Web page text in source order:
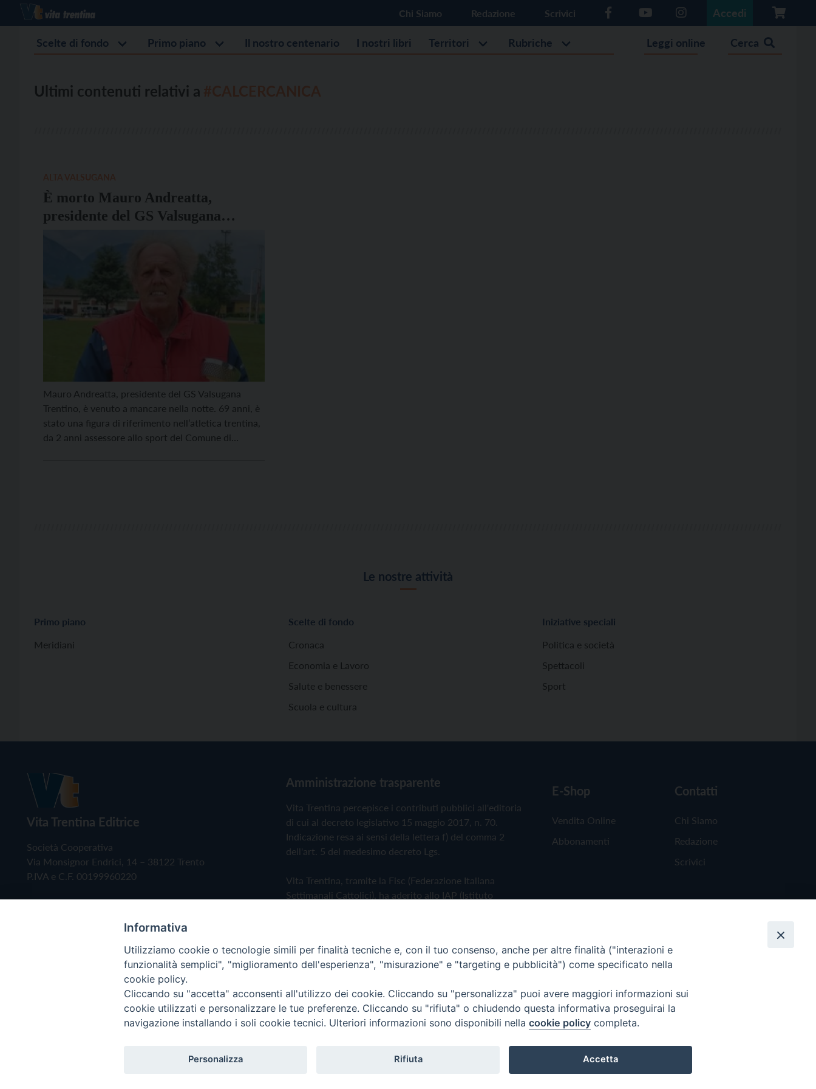
Chi Siamo Redazione Scrivici Accedi
Scelte di fondo Primo piano Il nostro centenario I nostri libri Territori Rubriche Leggi online Cerca
Ultimi contenuti relativi a
È morto Mauro Andreatta,
presidente del GS Valsugana
Mauro Andreatta, presidente del GS Valsugana
Trentino, è venuto a mancare nella notte. 69 anni, è
stato una figura di riferimento nell’atletica trentina,
da 2 anni assessore allo sport del Comune di
Le nostre attività
Primo piano
Meridiani
Scelte di fondo
Cronaca
Economia e Lavoro
Salute e benessere
Scuola e cultura
Iniziative speciali
Politica e società
Spettacoli
Sport
Vita Trentina Editrice
Società Cooperativa
Via Monsignor Endrici, 14 – 38122 Trento
P.IVA e C.F. 00199960220
Amministrazione trasparente
Vita Trentina percepisce i contributi pubblici all'editoria
di cui al decreto legislativo 15 maggio 2017, n. 70.
Indicazione resa ai sensi della lettera f) del comma 2
dell'art. 5 del medesimo decreto Lgs.
Vita Trentina, tramite la Fisc (Federazione Italiana
Settimanali Cattolici), ha aderito allo IAP (Istituto
Privacy Policy Cookie Policy
E-Shop
Vendita Online
Abbonamenti
Contatti
Chi Siamo
Redazione
Scrivici
Copyright © 2019 - Tutti i diritti riservati - Vita Trentina Editrice
Informativa
Utilizziamo cookie o tecnologie simili per finalità tecniche e, con il tuo consenso, anche per altre finalità ("interazioni e
funzionalità semplici", "miglioramento dell'esperienza", "misurazione" e "targeting e pubblicità") come specificato nella
cookie policy.
Cliccando su "accetta" acconsenti all'utilizzo dei cookie. Cliccando su "personalizza" puoi avere maggiori informazioni sui
cookie utilizzati e personalizzare le tue preferenze. Cliccando su "rifiuta" o chiudendo questa informativa proseguirai la
navigazione installando i soli cookie tecnici. Ulteriori informazioni sono disponibili nella cookie policy completa.
Personalizza Rifiuta Accetta